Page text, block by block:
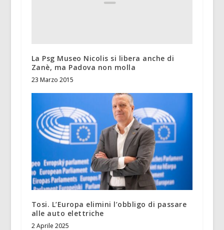
La Psg Museo Nicolis si libera anche di
Zanè, ma Padova non molla
23 Marzo 2015
Tosi. L’Europa elimini l’obbligo di passare
alle auto elettriche
2 Aprile 2025